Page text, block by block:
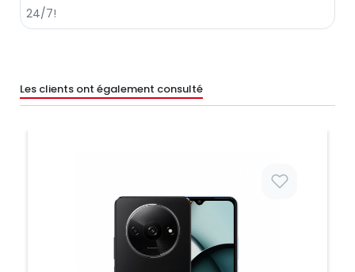
Les clients ont également consulté